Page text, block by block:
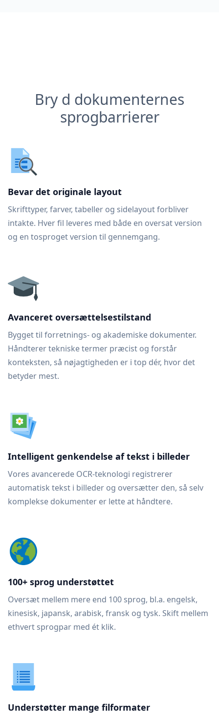
Bry d dokumenternes
sprogbarrierer
Bevar det originale layout
Skrifttyper, farver, tabeller og sidelayout forbliver
intakte. Hver fil leveres med både en oversat version
og en tosproget version til gennemgang.
Avanceret oversættelsestilstand
Bygget til forretnings- og akademiske dokumenter.
Håndterer tekniske termer præcist og forstår
konteksten, så nøjagtigheden er i top dér, hvor det
betyder mest.
Intelligent genkendelse af tekst i billeder
Vores avancerede OCR-teknologi registrerer
automatisk tekst i billeder og oversætter den, så selv
komplekse dokumenter er lette at håndtere.
100+ sprog understøttet
Oversæt mellem mere end 100 sprog, bl.a. engelsk,
kinesisk, japansk, arabisk, fransk og tysk. Skift mellem
ethvert sprogpar med ét klik.
Understøtter mange filformater